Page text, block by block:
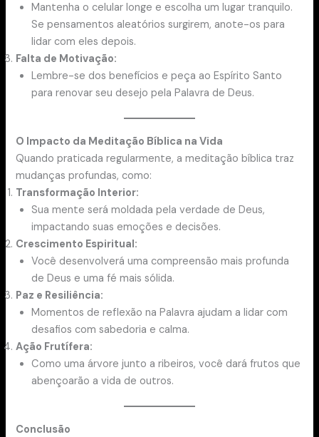
Mantenha o celular longe e escolha um lugar tranquilo.
Se pensamentos aleatórios surgirem, anote-os para
lidar com eles depois.
Falta de Motivação:
Lembre-se dos benefícios e peça ao Espírito Santo
para renovar seu desejo pela Palavra de Deus.
O Impacto da Meditação Bíblica na Vida
Quando praticada regularmente, a meditação bíblica traz
mudanças profundas, como:
Transformação Interior:
Sua mente será moldada pela verdade de Deus,
impactando suas emoções e decisões.
Crescimento Espiritual:
Você desenvolverá uma compreensão mais profunda
de Deus e uma fé mais sólida.
Paz e Resiliência:
Momentos de reflexão na Palavra ajudam a lidar com
desafios com sabedoria e calma.
Ação Frutífera:
Como uma árvore junto a ribeiros, você dará frutos que
abençoarão a vida de outros.
Conclusão